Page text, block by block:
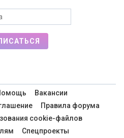
Вакансии
Правила форума
cookie-файлов
Спецпроекты